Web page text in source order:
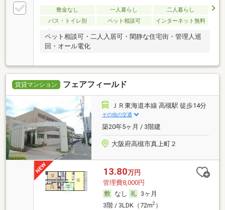
敷金なし 一人暮らし
二人暮らし
バス・トイレ別
ペット相談可 インターネット無料
ペット相談可・二人入居可・閑静な住宅街・管理人巡
回・オール電化
賃貸マンション フェアフィールド
ＪＲ東海道本線 高槻駅 徒歩14分
その他の交通
築20年5ヶ月 / 3階建
大阪府高槻市真上町２
13.80万円
管理費8,000円
なし
3ヶ月
3階 / 3LDK（72m2）